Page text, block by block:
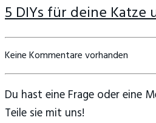
5 DIYs für deine Katze
Keine Kommentare vorhanden
Du hast eine Frage oder eine
Teile sie mit uns!